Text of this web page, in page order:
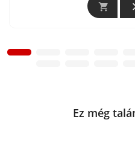

Ez még